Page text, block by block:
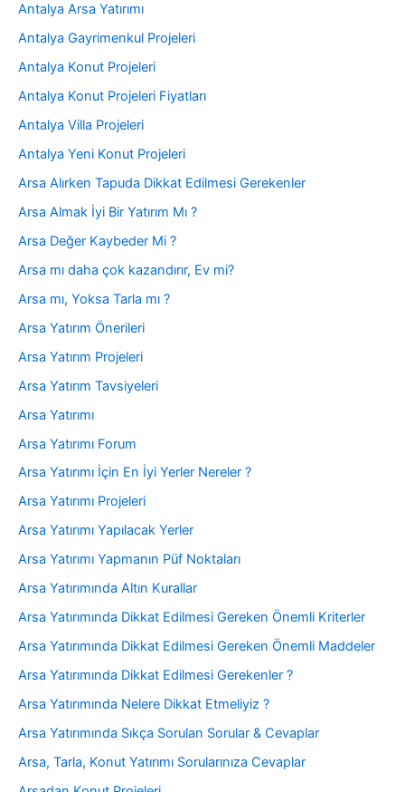
Antalya Arsa Yatırımı
Antalya Gayrimenkul Projeleri
Antalya Konut Projeleri
Antalya Konut Projeleri Fiyatları
Antalya Villa Projeleri
Antalya Yeni Konut Projeleri
Arsa Alırken Tapuda Dikkat Edilmesi Gerekenler
Arsa Almak İyi Bir Yatırım Mı ?
Arsa Değer Kaybeder Mi ?
Arsa mı daha çok kazandırır, Ev mi?
Arsa mı, Yoksa Tarla mı ?
Arsa Yatırım Önerileri
Arsa Yatırım Projeleri
Arsa Yatırım Tavsiyeleri
Arsa Yatırımı
Arsa Yatırımı Forum
Arsa Yatırımı İçin En İyi Yerler Nereler ?
Arsa Yatırımı Projeleri
Arsa Yatırımı Yapılacak Yerler
Arsa Yatırımı Yapmanın Püf Noktaları
Arsa Yatırımında Altın Kurallar
Arsa Yatırımında Dikkat Edilmesi Gereken Önemli Kriterler
Arsa Yatırımında Dikkat Edilmesi Gereken Önemli Maddeler
Arsa Yatırımında Dikkat Edilmesi Gerekenler ?
Arsa Yatırımında Nelere Dikkat Etmeliyiz ?
Arsa Yatırımında Sıkça Sorulan Sorular & Cevaplar
Arsa, Tarla, Konut Yatırımı Sorularınıza Cevaplar